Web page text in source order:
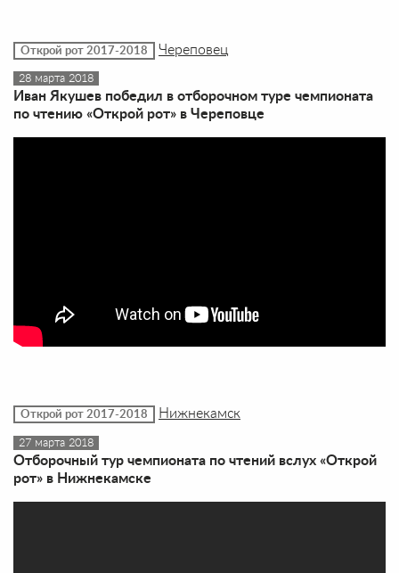
Открой рот 2017-2018 Череповец
28 марта 2018
Иван Якушев победил в отборочном туре чемпионата
по чтению «Открой рот» в Череповце
Открой рот 2017-2018 Нижнекамск
27 марта 2018
Отборочный тур чемпионата по чтений вслух «Открой
рот» в Нижнекамске